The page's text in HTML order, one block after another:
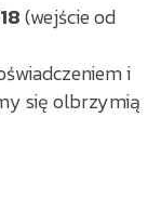
(wejście od
i
się olbrzymią